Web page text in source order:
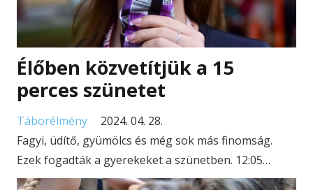
Élőben közvetítjük a 15
perces szünetet
Táborélmény
2024. 04. 28.
Fagyi, üdítő, gyümölcs és még sok más finomság.
Ezek fogadták a gyerekeket a szünetben. 12:05…